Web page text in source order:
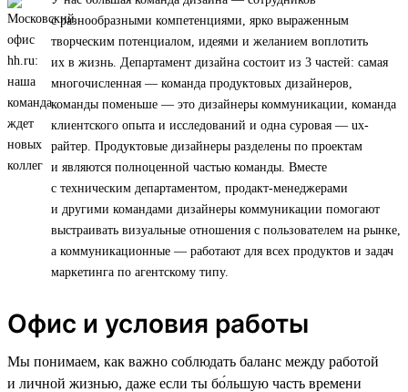
с разнообразными компетенциями, ярко выраженным
творческим потенциалом, идеями и желанием воплотить
их в жизнь. Департамент дизайна состоит из 3 частей: самая
многочисленная — команда продуктовых дизайнеров,
команды поменьше — это дизайнеры коммуникации, команда
клиентского опыта и исследований и одна суровая — ux-
райтер. Продуктовые дизайнеры разделены по проектам
и являются полноценной частью команды. Вместе
с техническим департаментом, продакт-менеджерами
и другими командами дизайнеры коммуникации помогают
выстраивать визуальные отношения с пользователем на рынке,
а коммуникационные — работают для всех продуктов и задач
маркетинга по агентскому типу.
Офис и условия работы
Мы понимаем, как важно соблюдать баланс между работой
и личной жизнью, даже если ты бо́льшую часть времени